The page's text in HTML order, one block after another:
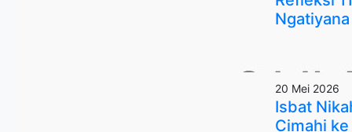
20 Mei 2026
Isbat
Cimahi